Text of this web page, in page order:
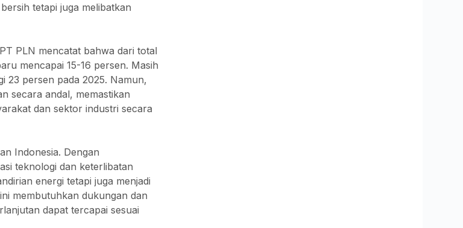
tetapi juga melibatkan
PLN mencatat bahwa dari total
mencapai 15-16 persen. Masih
23 persen pada 2025. Namun,
secara andal, memastikan
dan sektor industri secara
Indonesia. Dengan
teknologi dan keterlibatan
energi tetapi juga menjadi
membutuhkan dukungan dan
dapat tercapai sesuai